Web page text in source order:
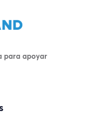
para apoyar